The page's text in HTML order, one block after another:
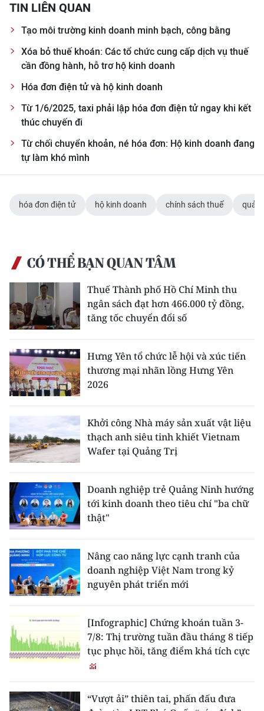
TIN LIÊN QUAN
Tạo môi trường kinh doanh minh bạch, công bằng
Xóa bỏ thuế khoán: Các tổ chức cung cấp dịch vụ thuế
cần đồng hành, hỗ trơ hộ kinh doanh
Hóa đơn điện tử và hộ kinh doanh
Từ 1/6/2025, taxi phải lập hóa đơn điện tử ngay khi kết
thúc chuyến đi
Từ chối chuyển khoản, né hóa đơn: Hộ kinh doanh đang
tự làm khó mình
hóa đơn điện tử hộ kinh doanh chính sách thuế quản
CÓ THỂ BẠN QUAN TÂM
Thuế Thành phố Hồ Chí Minh thu
ngân sách đạt hơn 466.000 tỷ đồng,
tăng tốc chuyển đổi số
Hưng Yên tổ chức lễ hội và xúc tiến
thương mại nhãn lồng Hưng Yên
2026
Khởi công Nhà máy sản xuất vật liệu
thạch anh siêu tinh khiết Vietnam
Wafer tại Quảng Trị
Doanh nghiệp trẻ Quảng Ninh hướng
tới kinh doanh theo tiêu chí "ba chữ
thật"
Nâng cao năng lực cạnh tranh của
doanh nghiệp Việt Nam trong kỷ
nguyên phát triển mới
[Infographic] Chứng khoán tuần 3-
7/8: Thị trường tuần đầu tháng 8 tiếp
tục phục hồi, tăng điểm khá tích cực
“Vượt ải” thiên tai, phấn đấu đưa